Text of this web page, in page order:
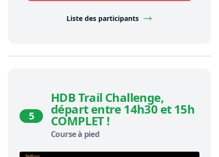
Liste des participants
5
HDB Trail Challenge,
départ entre 14h30 et 15h
COMPLET !
Course à pied